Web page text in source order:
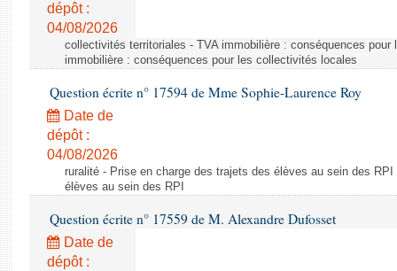
dépôt :
04/08/2026
collectivités territoriales - TVA immobilière : conséquences
immobilière : conséquences pour les collectivités locales
Question écrite n° 17594 de Mme Sophie-Laurence Roy
Date de
dépôt :
04/08/2026
ruralité - Prise en charge des trajets des élèves au sein des
élèves au sein des RPI
Question écrite n° 17559 de M. Alexandre Dufosset
Date de
dépôt :